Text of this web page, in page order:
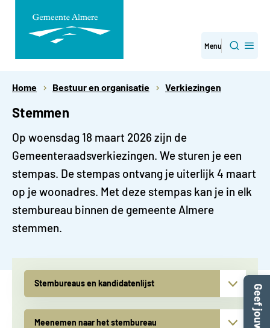
paginainhoud
Menu Zoeken
Home Bestuur en organisatie Verkiezingen
Stemmen
Op woensdag 18 maart 2026 zijn de
Gemeenteraadsverkiezingen. We sturen je een
stempas. De stempas ontvang je uiterlijk 4 maart
op je woonadres. Met deze stempas kan je in elk
stembureau binnen de gemeente Almere
stemmen.
Stembureaus en kandidatenlijst
Meenemen naar het stembureau